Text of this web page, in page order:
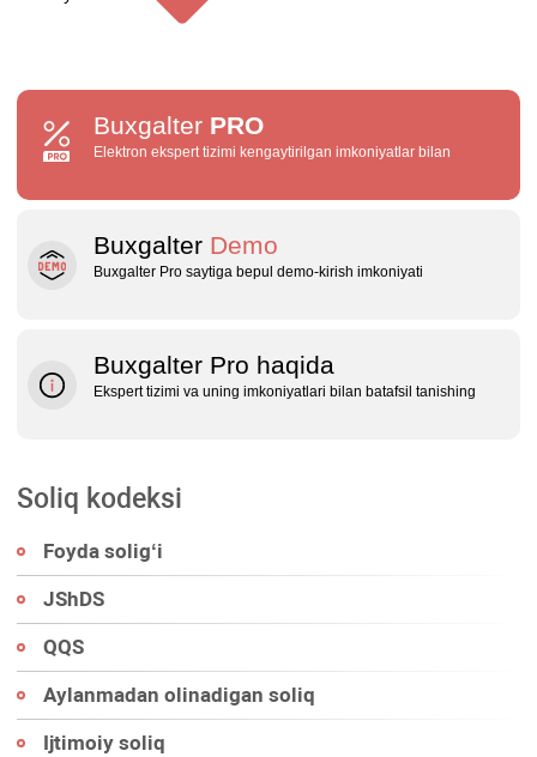
Buxgalter PRO
Elektron ekspert tizimi kengaytirilgan imkoniyatlar bilan
Buxgalter Demo
Buxgalter Pro saytiga bepul demo‑kirish imkoniyati
Buxgalter Pro haqida
Ekspert tizimi va uning imkoniyatlari bilan batafsil tanishing
Soliq kodeksi
Foyda soligʻi
JShDS
QQS
Aylanmadan olinadigan soliq
Ijtimoiy soliq